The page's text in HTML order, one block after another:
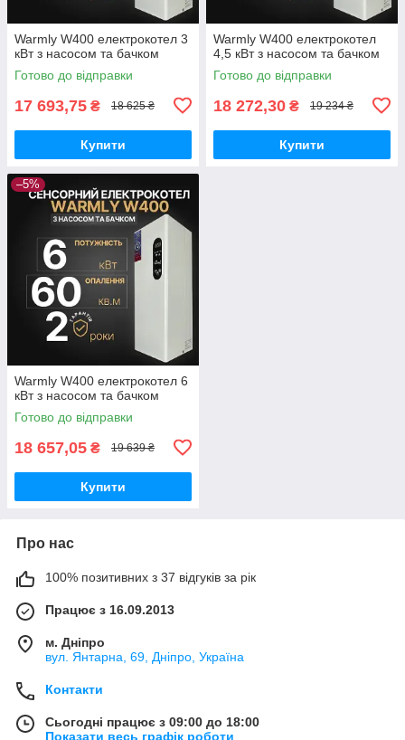
Warmly W400 електрокотел 3
кВт з насосом та бачком
Готово до відправки
17 693,75 ₴ 18 625 ₴
Купити
Warmly W400 електрокотел
4,5 кВт з насосом та бачком
Готово до відправки
18 272,30 ₴ 19 234 ₴
Купити
–5%
Warmly W400 електрокотел 6
кВт з насосом та бачком
Готово до відправки
18 657,05 ₴ 19 639 ₴
Купити
Про нас
100% позитивних з 37 відгуків за рік
Працює з 16.09.2013
м. Дніпро
вул. Янтарна, 69, Дніпро, Україна
Контакти
Сьогодні працює з 09:00 до 18:00
Показати весь графік роботи